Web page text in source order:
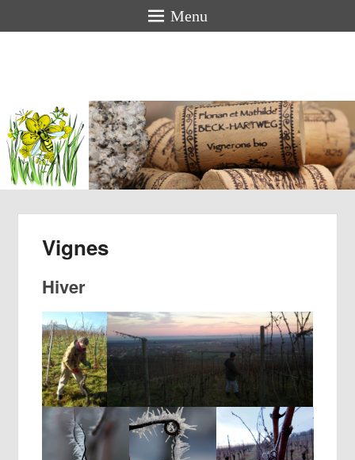
Menu
BECK-
HARTWEG
Vigneron bio en Alsace
Vignes
Hiver